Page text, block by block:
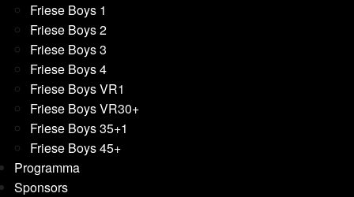
Friese Boys 1
Friese Boys 2
Friese Boys 3
Friese Boys 4
Friese Boys VR1
Friese Boys VR30+
Friese Boys 35+1
Friese Boys 45+
Programma
Sponsors